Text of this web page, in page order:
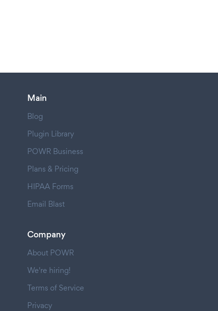
Main
Blog
Plugin Library
POWR Business
Plans & Pricing
HIPAA Forms
Email Blast
Company
About POWR
We're hiring!
Terms of Service
Privacy